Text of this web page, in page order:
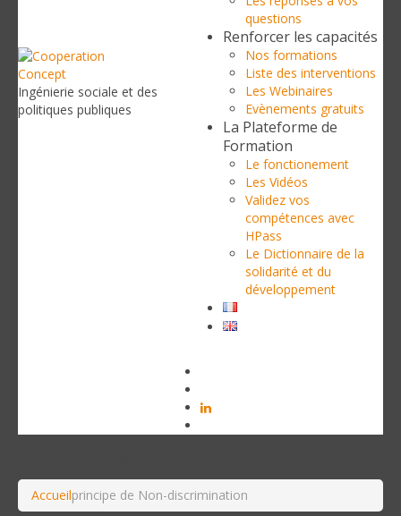
Ingénierie sociale et des
politiques publiques
questions
Renforcer les capacités
Nos formations
Liste des interventions
Les Webinaires
Evènements gratuits
La Plateforme de
Formation
Le fonctionement
Les Vidéos
Validez vos
compétences avec
HPass
Le Dictionnaire de la
solidarité et du
développement
Accueilprincipe de Non-discrimination